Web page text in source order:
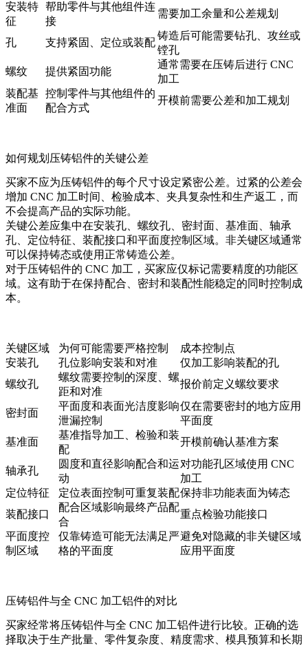
安装特
征
帮助零件与其他组件连
接
需要加工余量和公差规划
孔 支持紧固、定位或装配
铸造后可能需要钻孔、攻丝或
镗孔
螺纹
提供紧固功能
通常需要在压铸后进行 CNC
加工
装配基
准面
控制零件与其他组件的
配合方式
开模前需要公差和加工规划
如何规划压铸铝件的关键公差
买家不应为压铸铝件的每个尺寸设定紧密公差。过紧的公差会
增加 CNC 加工时间、检验成本、夹具复杂性和生产返工，而
不会提高产品的实际功能。
关键公差应集中在安装孔、螺纹孔、密封面、基准面、轴承
孔、定位特征、装配接口和平面度控制区域。非关键区域通常
可以保持铸态或使用正常铸造公差。
对于压铸铝件的 CNC 加工 ，买家应仅标记需要精度的功能区
域。这有助于在保持配合、密封和装配性能稳定的同时控制成
本。
关键区域 为何可能需要严格控制
成本控制点
安装孔
孔位影响安装和对准
仅加工影响装配的孔
螺纹孔
螺纹需要控制的深度、螺
距和对准
报价前定义螺纹要求
密封面
平面度和表面光洁度影响
泄漏控制
仅在需要密封的地方应用
平面度
基准面
基准指导加工、检验和装
配
开模前确认基准方案
轴承孔
圆度和直径影响配合和运
动
对功能孔区域使用 CNC
加工
定位特征
定位表面控制可重复装配保持非功能表面为铸态
装配接口
配合区域影响最终产品配
合
重点检验功能接口
平面度控
制区域
仅靠铸造可能无法满足严
格的平面度
避免对隐藏的非关键区域
应用平面度
压铸铝件与全 CNC 加工铝件的对比
买家经常将压铸铝件与全 CNC 加工铝件进行比较。正确的选
择取决于生产批量、零件复杂度、精度需求、模具预算和长期